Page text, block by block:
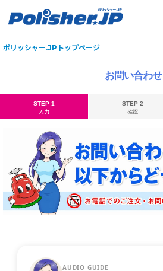
ポリッシャー.JPトップページ
お問い合わせ
STEP 1
入力
STEP 2
確認
AUDIO GUIDE